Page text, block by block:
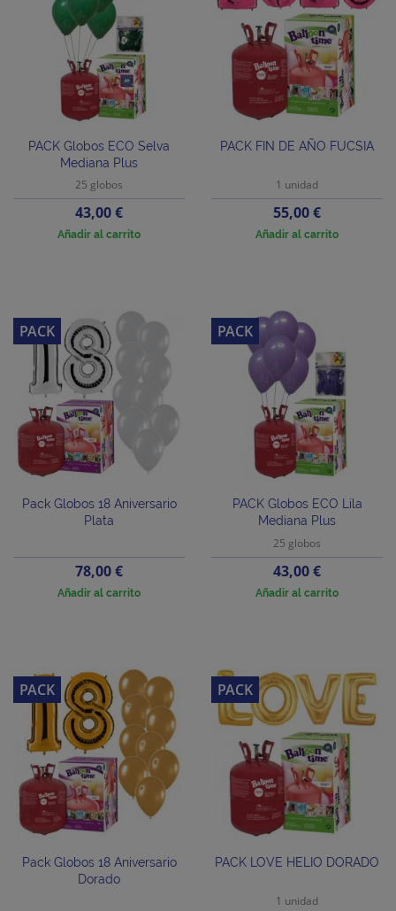
PACK Globos ECO Selva
Mediana Plus
25 globos
Precio
43,00 €
Añadir al carrito
PACK FIN DE AÑO FUCSIA
1 unidad
Precio
55,00 €
Añadir al carrito
Pack Globos 18 Aniversario
Plata
Precio
78,00 €
Añadir al carrito
PACK
PACK Globos ECO Lila
Mediana Plus
25 globos
Precio
43,00 €
Añadir al carrito
PACK
Pack Globos 18 Aniversario
Dorado
PACK
PACK LOVE HELIO DORADO
1 unidad
PACK